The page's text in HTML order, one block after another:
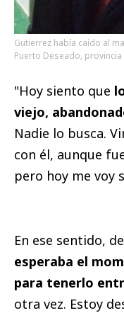
Gutierrez había caído al
Puerto Deseado, provincia
"Hoy siento que
viejo,
Nadie lo busca.
con él, aunque
pero hoy me voy
En ese sentido,
esperaba el
para tenerlo
otra vez. Estoy